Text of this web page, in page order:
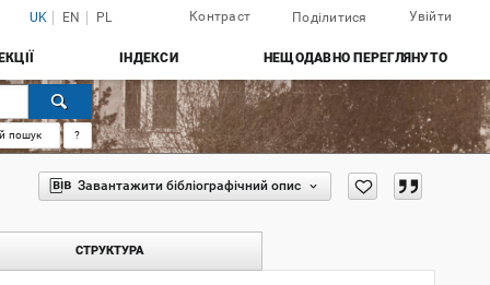
UK EN PL Контраст Поділитися Увійти
ІНДЕКСИ НЕЩОДАВНО ПЕРЕГЛЯНУТО
пошук ?
Завантажити бібліографічний опис
СТРУКТУРА